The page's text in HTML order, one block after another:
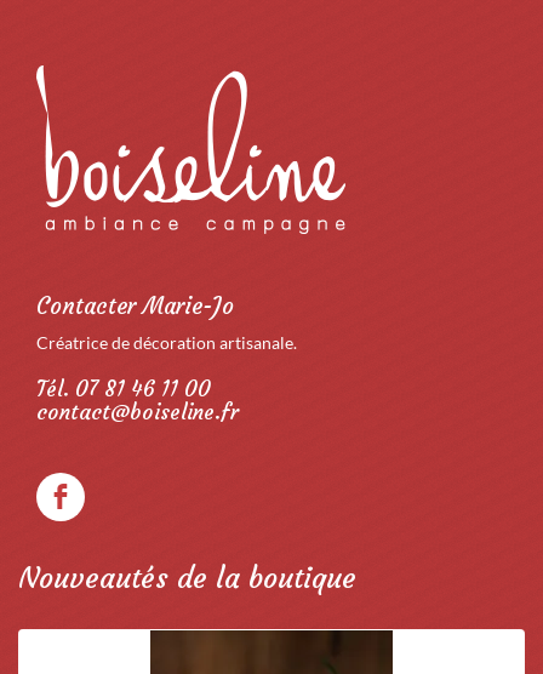
Contacter Marie-Jo
Créatrice de décoration artisanale.
Tél. 07 81 46 11 00
contact@boiseline.fr
Nouveautés de la boutique